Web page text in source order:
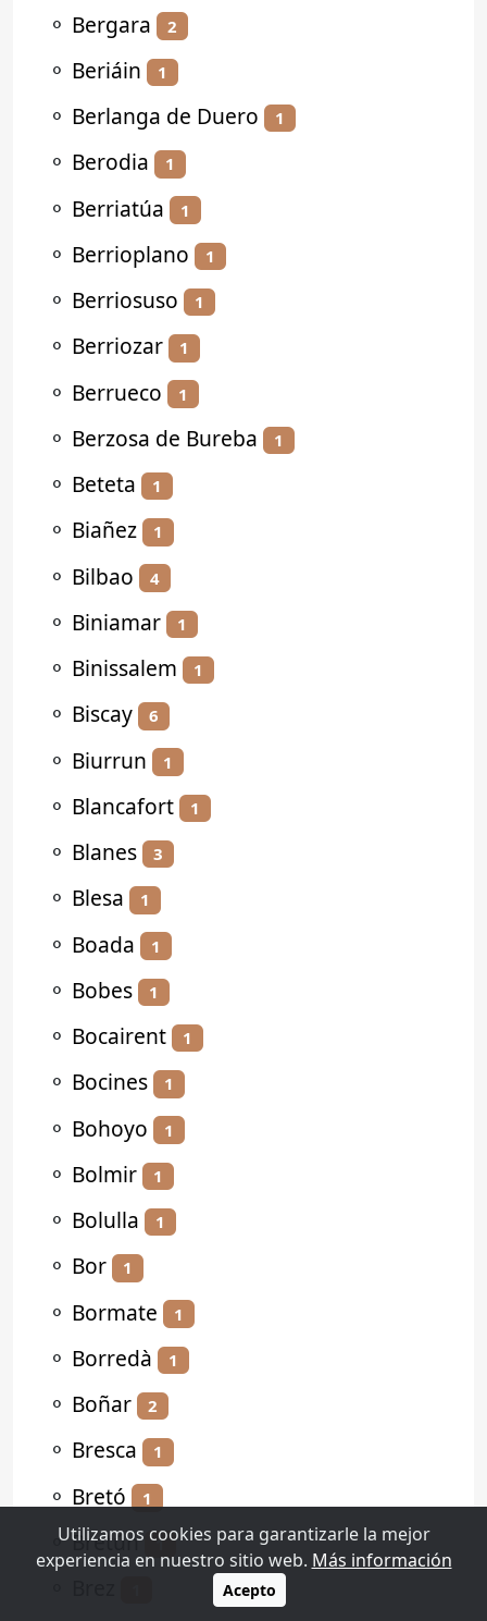
⚬ Bergara 2
⚬ Beriáin 1
⚬ Berlanga de Duero 1
⚬ Berodia 1
⚬ Berriatúa 1
⚬ Berrioplano 1
⚬ Berriosuso 1
⚬ Berriozar 1
⚬ Berrueco 1
⚬ Berzosa de Bureba 1
⚬ Beteta 1
⚬ Biañez 1
⚬ Bilbao 4
⚬ Biniamar 1
⚬ Binissalem 1
⚬ Biscay 6
⚬ Biurrun 1
⚬ Blancafort 1
⚬ Blanes 3
⚬ Blesa 1
⚬ Boada 1
⚬ Bobes 1
⚬ Bocairent 1
⚬ Bocines 1
⚬ Bohoyo 1
⚬ Bolmir 1
⚬ Bolulla 1
⚬ Bor 1
⚬ Bormate 1
⚬ Borredà 1
⚬ Boñar 2
⚬ Bresca 1
⚬ Bretó 1
⚬Bretún 1
Utilizamos cookies para garantizarle la mejor
experiencia en nuestro sitio web. Más información
Acepto